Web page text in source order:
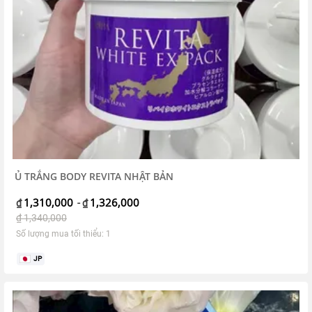
Ủ TRẮNG BODY REVITA NHẬT BẢN
₫ 1,310,000 -₫ 1,326,000
₫1,340,000
Số lượng mua tối thiểu: 1
JP